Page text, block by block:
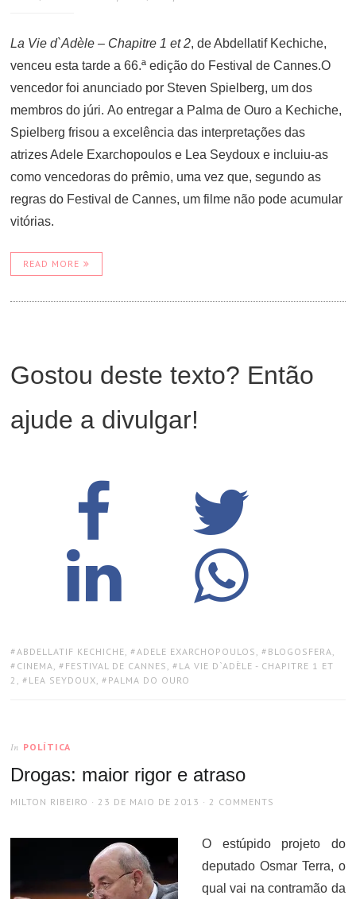
La Vie d`Adèle – Chapitre 1 et 2, de Abdellatif Kechiche,
venceu esta tarde a 66.ª edição do Festival de Cannes.O
vencedor foi anunciado por Steven Spielberg, um dos
membros do júri. Ao entregar a Palma de Ouro a Kechiche,
Spielberg frisou a excelência das interpretações das
atrizes Adele Exarchopoulos e Lea Seydoux e incluiu-as
como vencedoras do prêmio, uma vez que, segundo as
regras do Festival de Cannes, um filme não pode acumular
vitórias.
READ MORE
Gostou deste texto? Então
ajude a divulgar!
TAGS:
ABDELLATIF KECHICHE, ADELE EXARCHOPOULOS , BLOGOSFERA,
CINEMA, FESTIVAL DE CANNES , LA VIE D`ADÈLE - CHAPITRE 1 ET
2 , LEA SEYDOUX, PALMA DO OURO
In POLÍTICA
Drogas: maior rigor e atraso
AUTHOR
MILTON RIBEIRO
POSTED
23 DE MAIO DE 2013 2 COMMENTS
O estúpido projeto do
deputado Osmar Terra, o
qual vai na contramão da